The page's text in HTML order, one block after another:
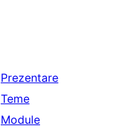
Prezentare
Teme
Module